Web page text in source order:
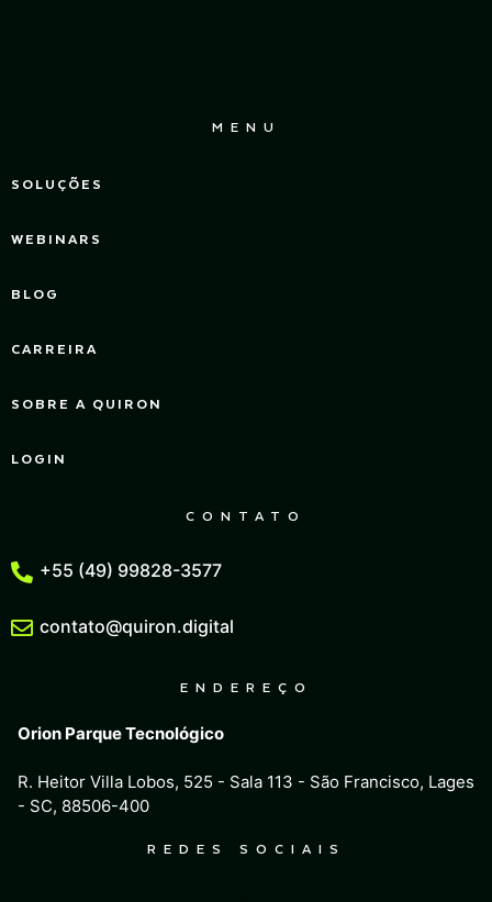
MENU
SOLUÇÕES
WEBINARS
BLOG
CARREIRA
SOBRE A QUIRON
LOGIN
CONTATO
+55 (49) 99828-3577
contato@quiron.digital
ENDEREÇO
Orion Parque Tecnológico
R. Heitor Villa Lobos, 525 - Sala 113 - São Francisco, Lages
- SC, 88506-400
REDES SOCIAIS